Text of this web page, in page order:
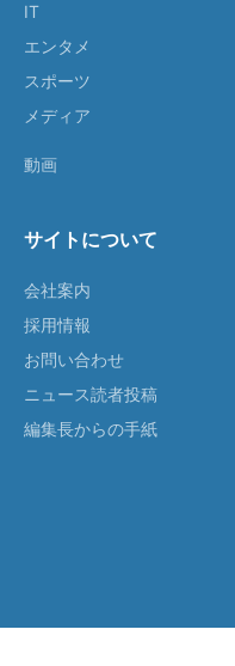
IT
エンタメ
スポーツ
メディア
動画
サイトについて
会社案内
採用情報
お問い合わせ
ニュース読者投稿
編集長からの手紙